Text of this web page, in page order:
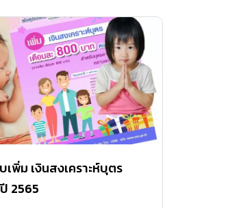
พิ่ม เงินสงเคราะห์บุตร
2565